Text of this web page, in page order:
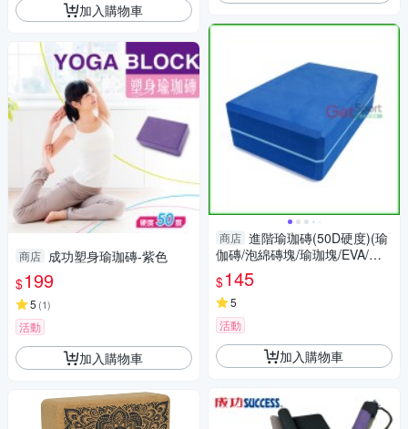
加入購物車
商店 成功塑身瑜珈磚-紫色
$199
5 (1)
活動
加入購物車
商店 進階瑜珈磚(50D硬度)(瑜
伽磚/泡綿磚塊/瑜珈塊/EVA/伸
展運動/高支撐/GetSport)
$145
5
活動
加入購物車